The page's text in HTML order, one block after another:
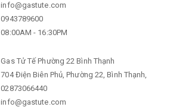
info@gastute.com
0943789600
08:00AM - 16:30PM
Gas Tử Tế Phường 22 Bình Thạnh
704 Điện Biên Phủ, Phường 22, Bình Thạnh,
02873066440
info@gastute.com